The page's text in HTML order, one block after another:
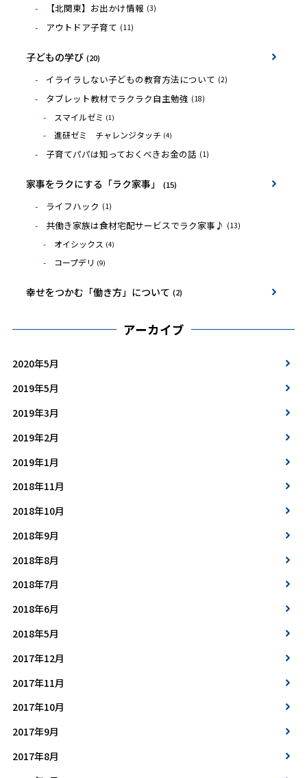
【北関東】お出かけ情報 (3)
アウトドア子育て (11)
子どもの学び (20)
イライラしない子どもの教育方法について (2)
タブレット教材でラクラク自主勉強 (18)
スマイルゼミ (1)
進研ゼミ チャレンジタッチ (4)
子育てパパは知っておくべきお金の話 (1)
家事をラクにする「ラク家事」 (15)
ライフハック (1)
共働き家族は食材宅配サービスでラク家事♪ (13)
オイシックス (4)
コープデリ (9)
幸せをつかむ「働き方」について (2)
アーカイブ
2020年5月
2019年5月
2019年3月
2019年2月
2019年1月
2018年11月
2018年10月
2018年9月
2018年8月
2018年7月
2018年6月
2018年5月
2017年12月
2017年11月
2017年10月
2017年9月
2017年8月